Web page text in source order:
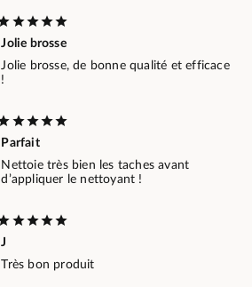
Jolie brosse
Jolie brosse, de bonne qualité et efficace
!
Parfait
Nettoie très bien les taches avant
d’appliquer le nettoyant !
J
Très bon produit